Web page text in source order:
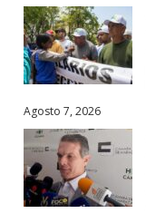
Agosto 7, 2026